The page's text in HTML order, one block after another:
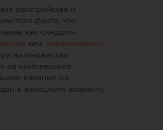
расстройства и
того факта, что
как синдром
или оппозиционно-
на множество
на комплексное
влияние на
к взрослому возрасту,